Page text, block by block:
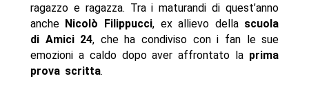
ragazzo e ragazza. Tra i maturandi di quest’anno
anche Nicolò Filippucci, ex allievo della scuola
di Amici 24, che ha condiviso con i fan le sue
emozioni a caldo dopo aver affrontato la prima
prova scritta.